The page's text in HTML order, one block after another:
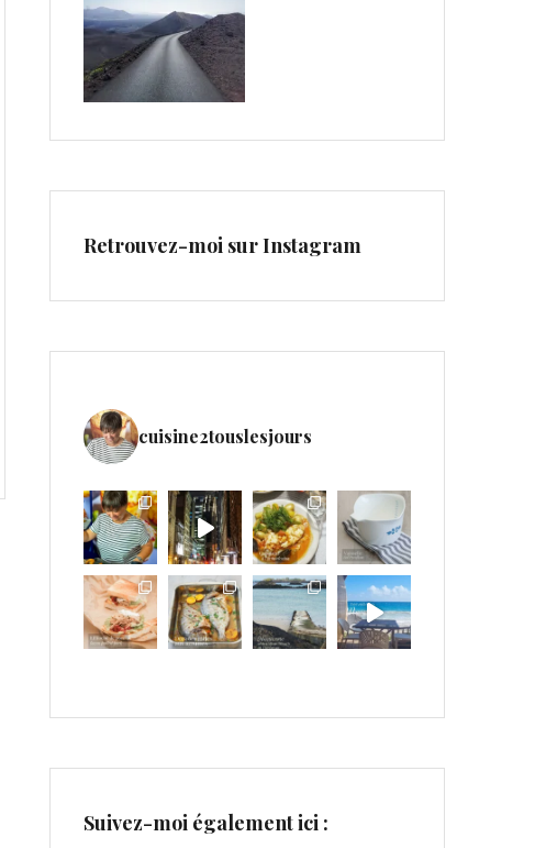
Retrouvez-moi sur Instagram
cuisine2touslesjours
Suivez-moi également ici :